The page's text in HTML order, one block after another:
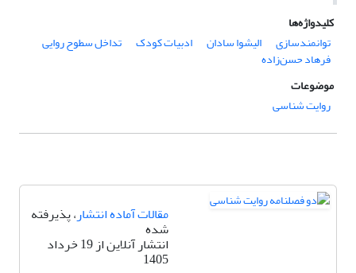
کلیدواژه‌ها
توانمندسازی
الیشوا سادان ادبیات کودک تداخل سطوح روایی
فرهاد حسن‌زاده
موضوعات
روایت شناسی
مقالات آماده انتشار، پذیرفته
شده
انتشار آنلاین از 19 خرداد
1405